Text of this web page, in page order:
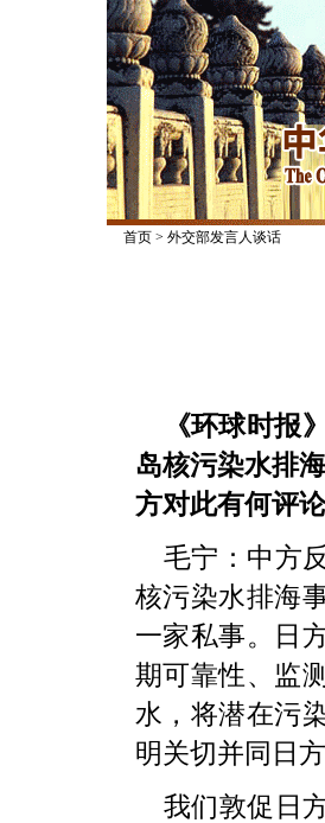
首页> 外交部发言人谈话
《环球时报
岛核污染水排
方对此有何评
毛宁：中方
核污染水排海
一家私事。日
期可靠性、监
水，将潜在污
明关切并同日
我们敦促日